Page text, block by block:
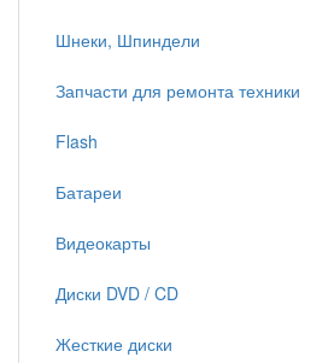
Шнеки, Шпиндели
Запчасти для ремонта техники
Flash
Батареи
Видеокарты
Диски DVD / CD
Жесткие диски